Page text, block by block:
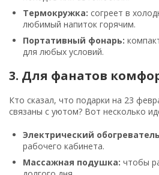
Термокружка: согреет в
любимый напиток горячим.
Портативный фонарь:
для любых условий.
3. Для фанатов
Кто сказал, что подарки на 23
связаны с уютом? Вот несколько
Электрический
рабочего кабинета.
Массажная подушка: чтобы